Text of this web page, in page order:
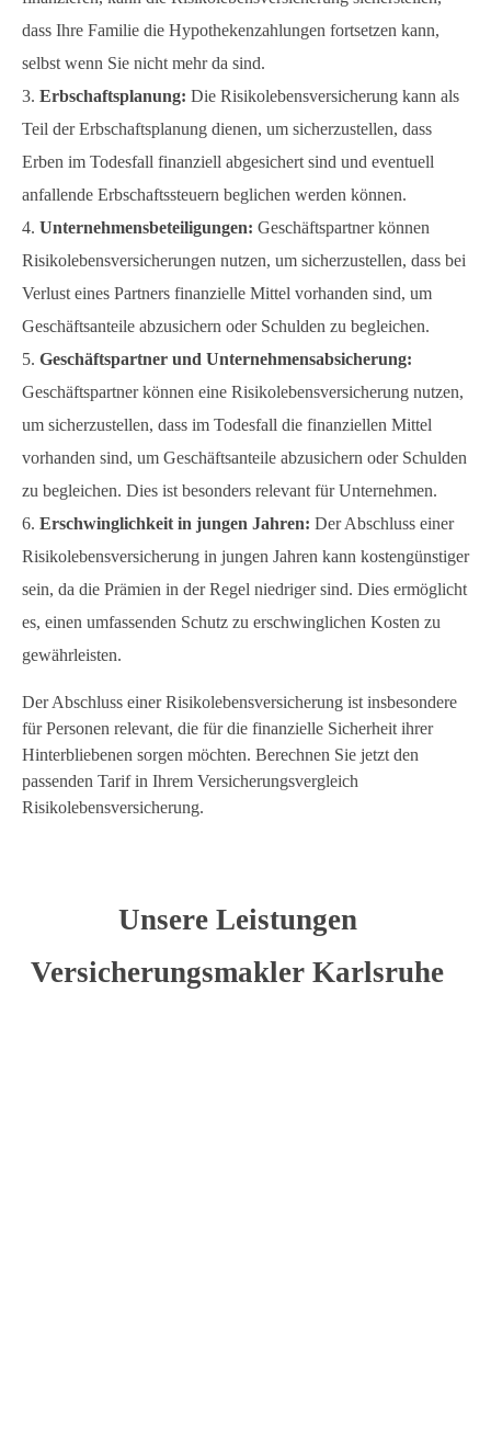
dass Ihre Familie die Hypothekenzahlungen fortsetzen kann,
selbst wenn Sie nicht mehr da sind.
Erbschaftsplanung: Die Risikolebensversicherung kann als
Teil der Erbschaftsplanung dienen, um sicherzustellen, dass
Erben im Todesfall finanziell abgesichert sind und eventuell
anfallende Erbschaftssteuern beglichen werden können.
Unternehmensbeteiligungen: Geschäftspartner können
Risikolebensversicherungen nutzen, um sicherzustellen, dass bei
Verlust eines Partners finanzielle Mittel vorhanden sind, um
Geschäftsanteile abzusichern oder Schulden zu begleichen.
Geschäftspartner und Unternehmensabsicherung:
Geschäftspartner können eine Risikolebensversicherung nutzen,
um sicherzustellen, dass im Todesfall die finanziellen Mittel
vorhanden sind, um Geschäftsanteile abzusichern oder Schulden
zu begleichen. Dies ist besonders relevant für Unternehmen.
Erschwinglichkeit in jungen Jahren: Der Abschluss einer
Risikolebensversicherung in jungen Jahren kann kostengünstiger
sein, da die Prämien in der Regel niedriger sind. Dies ermöglicht
es, einen umfassenden Schutz zu erschwinglichen Kosten zu
gewährleisten.
Der Abschluss einer Risikolebensversicherung ist insbesondere
für Personen relevant, die für die finanzielle Sicherheit ihrer
Hinterbliebenen sorgen möchten. Berechnen Sie jetzt den
passenden Tarif in Ihrem Versicherungsvergleich
Risikolebensversicherung.
Unsere Leistungen
Versicherungsmakler Karlsruhe